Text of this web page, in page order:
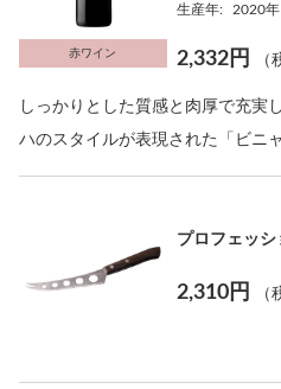
赤ワイン
生産年:
2020年
2,332円 （
しっかりとした質感と肉厚で充実
ハのスタイルが表現された「ビニ
プロフェッシ
2,310円 （